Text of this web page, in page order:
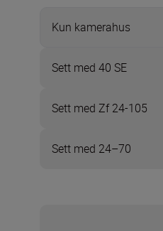
Kun kamerahus
Sett med 40 SE
Sett med Zf 24-105
Sett med 24–70